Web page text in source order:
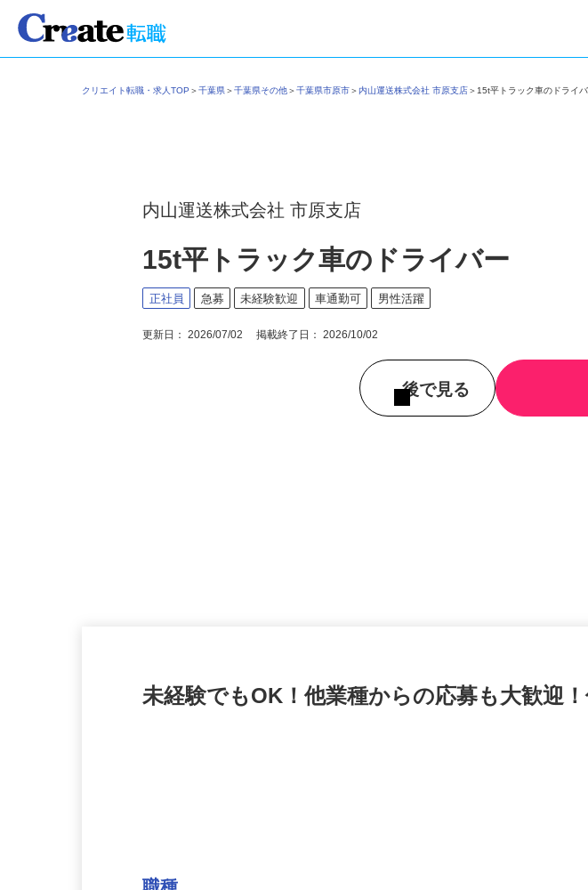
クリエイト転職・求人TOP＞千葉県＞千葉県その他＞千葉県市原市＞内山運送株式会社 市原支店＞15t平トラック車のドラ
内山運送株式会社 市原支店
15t平トラック車のドライバー
正社員 急募 未経験歓迎 車通勤可 男性活躍
更新日： 2026/07/02 掲載終了日： 2026/10/02
後で見る
未経験でもOK！他業種からの応募も大歓迎